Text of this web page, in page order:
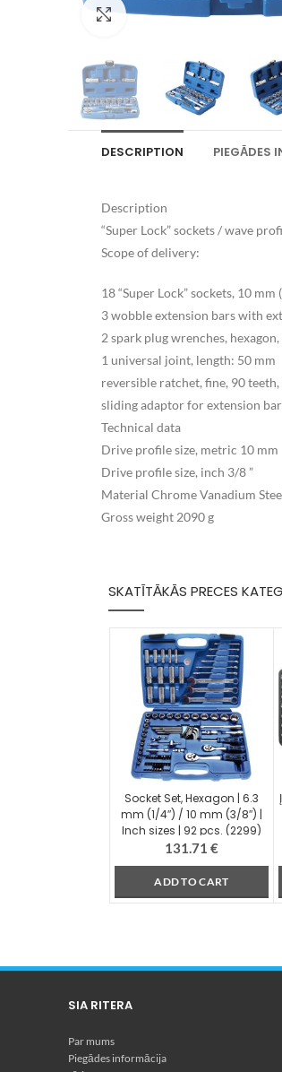
Palielināt attēlu
DESCRIPTION PIEGĀDES
Description
“Super Lock” sockets / wave
Scope of delivery:
18 “Super Lock” sockets, 10
3 wobble extension bars with
2 spark plug wrenches,
1 universal joint, length: 50 mm
reversible ratchet, fine, 90
sliding adaptor for extension
Technical data
Drive profile size, metric 10 mm
Drive profile size, inch 3/8 ”
Material Chrome Vanadium
Gross weight 2090 g
SKATĪTĀKĀS PRECES
Socket Set, Hexagon | 6.3
mm (1/4″) / 10 mm (3/8″) |
Inch sizes | 92 pcs. (2299)
131.71 €
ADD TO CART
SIA RITERA
Par mums
Piegādes informācija